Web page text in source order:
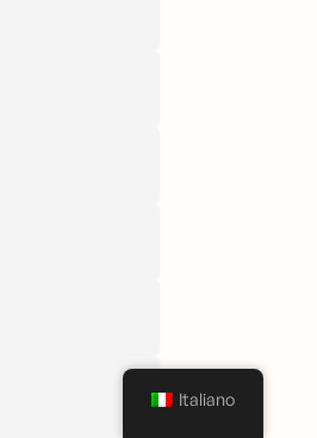
Italiano